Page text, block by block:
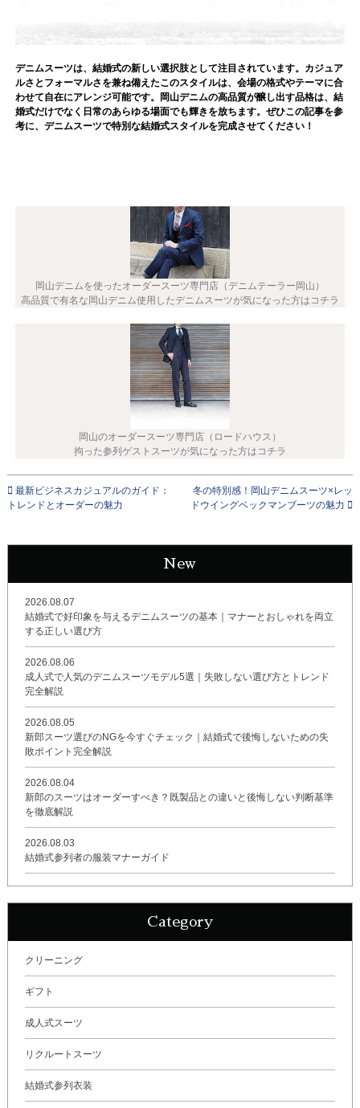
デニムスーツは、結婚式の新しい選択肢として注目されています。カジュア
ルさとフォーマルさを兼ね備えたこのスタイルは、会場の格式やテーマに合
わせて自在にアレンジ可能です。岡山デニムの高品質が醸し出す品格は、結
婚式だけでなく日常のあらゆる場面でも輝きを放ちます。ぜひこの記事を参
考に、デニムスーツで特別な結婚式スタイルを完成させてください！
岡山デニムを使ったオーダースーツ専門店（デニムテーラー岡山）
高品質で有名な岡山デニム使用したデニムスーツが気になった方はコチラ
岡山のオーダースーツ専門店（ロードハウス）
拘った参列ゲストスーツが気になった方はコチラ
最新ビジネスカジュアルのガイド：
トレンドとオーダーの魅力
冬の特別感！岡山デニムスーツ×レッ
ドウイングベックマンブーツの魅力
New
2026.08.07
結婚式で好印象を与えるデニムスーツの基本｜マナーとおしゃれを両立
する正しい選び方
2026.08.06
成人式で人気のデニムスーツモデル5選｜失敗しない選び方とトレンド
完全解説
2026.08.05
新郎スーツ選びのNGを今すぐチェック｜結婚式で後悔しないための失
敗ポイント完全解説
2026.08.04
新郎のスーツはオーダーすべき？既製品との違いと後悔しない判断基準
を徹底解説
2026.08.03
結婚式参列者の服装マナーガイド
Category
クリーニング
ギフト
成人式スーツ
リクルートスーツ
結婚式参列衣装